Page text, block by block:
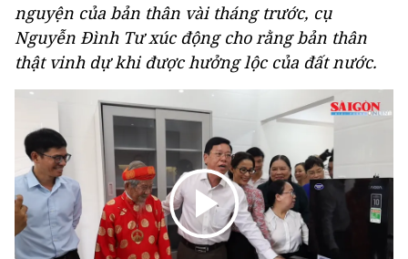
nguyện của bản thân vài tháng trước, cụ
Nguyễn Đình Tư xúc động cho rằng bản thân
thật vinh dự khi được hưởng lộc của đất nước.